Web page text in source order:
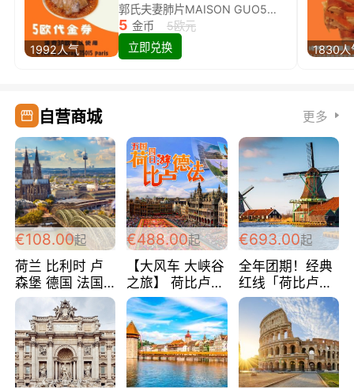
1992人气
郭氏夫妻肺片MAISON GUO5欧代金券限量兑换啦！
5 金币
5欧元
立即兑换
1830人
自营商城 更多
€108.00起
荷兰 比利时 卢
森堡 德国 法国
超爽玩遍西欧 循
环线 全程四星宾
馆 108欧/人/天
€488.00起
【大风车 大峡谷
之旅】 荷比卢德
法 巴黎上下 经
典五国四日游
488欧/人
€693.00起
全年团期！经典
红线「荷比卢德
法」七天循环 五
国 仅售99欧/人/
天！巴黎上下！
包拼房~